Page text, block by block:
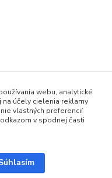
webu, analytické
účely cielenia reklamy
vlastných preferencií
v spodnej časti